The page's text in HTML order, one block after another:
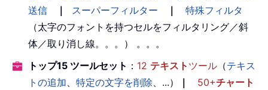
送信
｜ スーパーフィルター ｜
特殊フィルタ
（太字のフォントを持つセルをフィルタリング／斜
体／取り消し線。。。） 。。。
トップ15 ツールセット ： 12 テキスト ツール （テキス
トの追加
特定の文字を削除 、...） ｜ 50+チャート